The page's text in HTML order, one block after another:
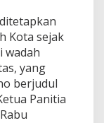
Kota sejak
wadah
yang
berjudul
Panitia